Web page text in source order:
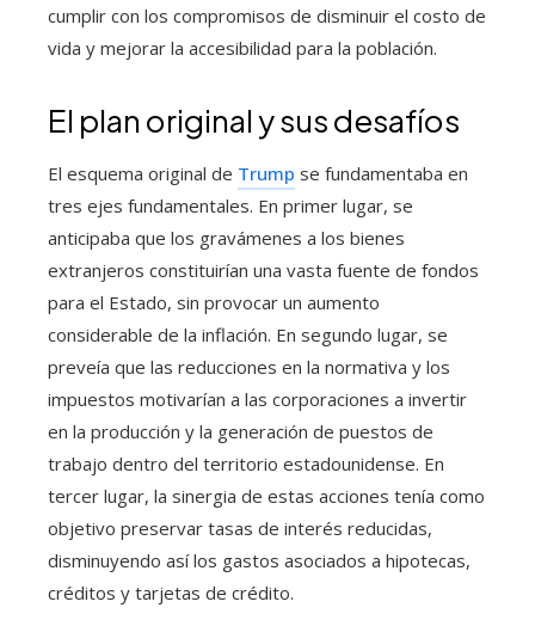
cumplir con los compromisos de disminuir el costo de
vida y mejorar la accesibilidad para la población.
El plan original y sus desafíos
El esquema original de Trump se fundamentaba en
tres ejes fundamentales. En primer lugar, se
anticipaba que los gravámenes a los bienes
extranjeros constituirían una vasta fuente de fondos
para el Estado, sin provocar un aumento
considerable de la inflación. En segundo lugar, se
preveía que las reducciones en la normativa y los
impuestos motivarían a las corporaciones a invertir
en la producción y la generación de puestos de
trabajo dentro del territorio estadounidense. En
tercer lugar, la sinergia de estas acciones tenía como
objetivo preservar tasas de interés reducidas,
disminuyendo así los gastos asociados a hipotecas,
créditos y tarjetas de crédito.